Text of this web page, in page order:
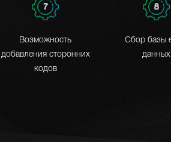
7
Возможность
добавления сторонних
кодов
8
Сбор базы
данных